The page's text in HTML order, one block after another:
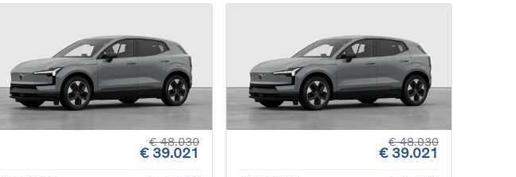
€ 48.030
€ 39.021
€ 48.030
€ 39.021